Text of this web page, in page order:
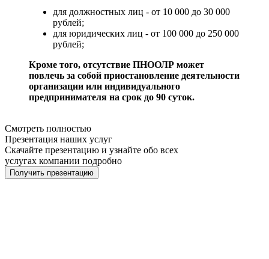
для должностных лиц - от 10 000 до 30 000
рублей;
для юридических лиц - от 100 000 до 250 000
рублей;
Кроме того, отсутствие ПНООЛР может
повлечь за собой приостановление деятельности
организации или индивидуального
предпринимателя на срок до 90 суток.
Смотреть полностью
Презентация наших услуг
Скачайте презентацию и узнайте обо всех
услугах компании подробно
Получить презентацию